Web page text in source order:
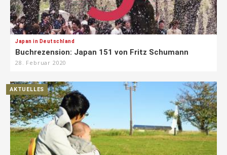
Japan in Deutschland
Buchrezension: Japan 151 von Fritz Schumann
28. Februar 2020
AKTUELLES